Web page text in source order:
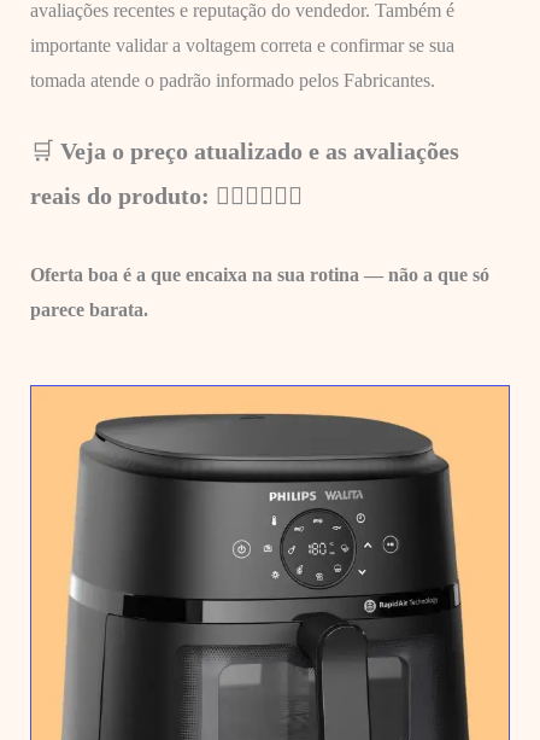
avaliações recentes e reputação do vendedor. Também é
importante validar a voltagem correta e confirmar se sua
tomada atende o padrão informado pelos Fabricantes.
🛒 Veja o preço atualizado e as avaliações
reais do produto: 👇🏼👇🏼👇🏼
Oferta boa é a que encaixa na sua rotina — não a que só
parece barata.